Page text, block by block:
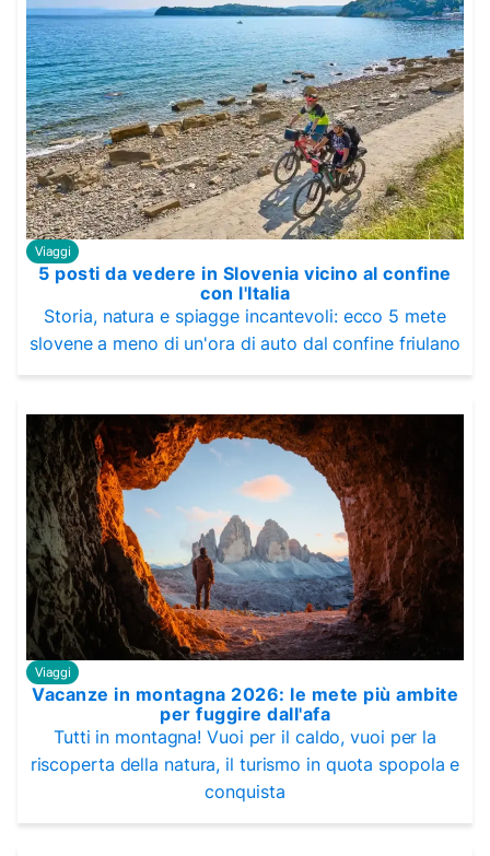
Viaggi
5 posti da vedere in Slovenia vicino al confine
con l'Italia
Storia, natura e spiagge incantevoli: ecco 5 mete
slovene a meno di un'ora di auto dal confine friulano
Viaggi
Vacanze in montagna 2026: le mete più ambite
per fuggire dall'afa
Tutti in montagna! Vuoi per il caldo, vuoi per la
riscoperta della natura, il turismo in quota spopola e
conquista